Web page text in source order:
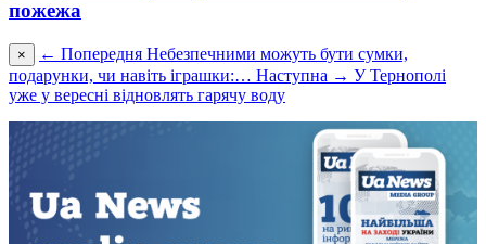
пожежа
× ← Попередня Небезпечними можуть бути сумки,
подарунки, чи навіть іграшки:… Наступна → У Тернополі
уже у вересні відновлять гарячу воду